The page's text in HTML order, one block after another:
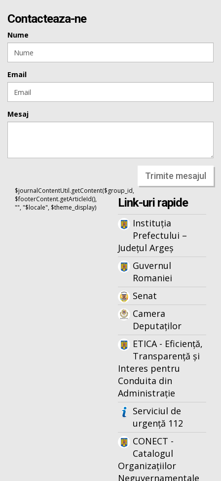
Contacteaza-ne
Nume
Email
Mesaj
Trimite mesajul
$journalContentUtil.getContent($group_id,
$footerContent.getArticleId(),
"", "$locale", $theme_display)
Link-uri rapide
Instituția
Prefectului –
Județul Argeș
Guvernul
Romaniei
Senat
Camera
Deputaților
ETICA - Eficiență,
Transparență și
Interes pentru
Conduita din
Administrație
Serviciul de
urgență 112
CONECT -
Catalogul
Organizațiilor
Neguvernamentale